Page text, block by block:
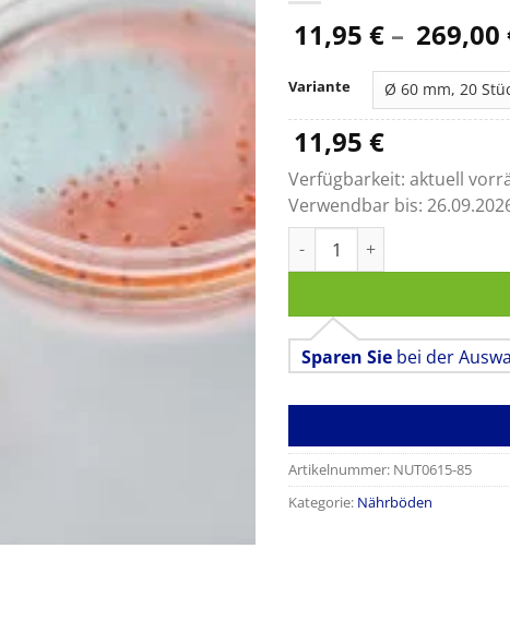
11,95 € – 269,00
Variante
11,95 €
Verfügbarkeit: aktuell
Verwendbar bis:
Sparen Sie bei der
Artikelnummer: NUT0615-85
Kategorie: Nährböden